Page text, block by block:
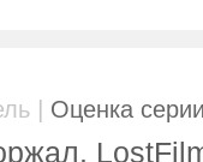
| Оценка